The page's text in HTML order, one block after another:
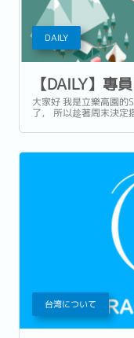
DAILY
【DAILY】專
大家好 我是立樂高園
了， 所以趁著周末決定
別訂鬧鐘，凌晨一到準
台湾について